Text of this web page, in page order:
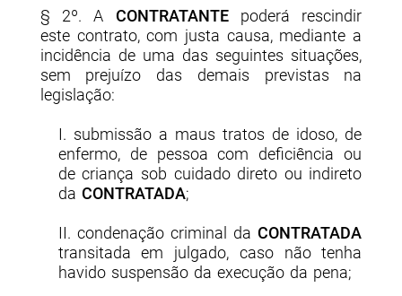
§ 2º. A CONTRATANTEpoderá rescindir
este contrato, com justa causa, mediante a
incidência de uma das seguintes situações,
sem prejuízo das demais previstas na
legislação:
I. submissão a maus tratos de idoso, de
enfermo, de pessoa com deficiência ou
de criança sob cuidado direto ou indireto
da CONTRATADA;
II. condenação criminal daCONTRATADA
transitada em julgado, caso não tenha
havido suspensão da execução da pena;